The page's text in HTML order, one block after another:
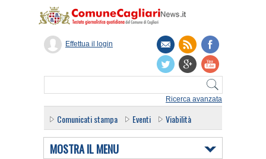
Ricerca avanzata
Effettua il login
Comunicati stampa Eventi Viabilità
MOSTRA IL MENU